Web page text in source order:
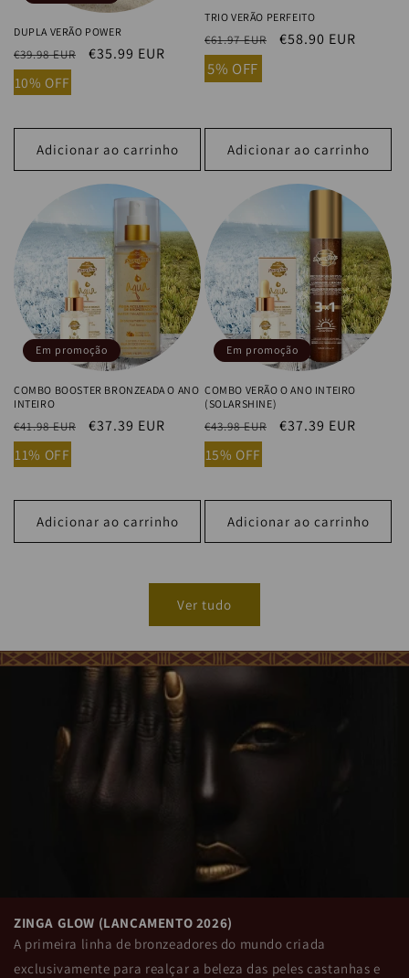
DUPLA VERÃO POWER
Preço
normal
€39.98 EUR
Preço
€35.99 EUR
10% OFF
Adicionar ao carrinho
TRIO VERÃO PERFEITO
Preço
normal
€61.97 EUR
Preço
€58.90 EUR
5% OFF
Adicionar ao carrinho
Em promoção
COMBO BOOSTER BRONZEADA O ANO
INTEIRO
Preço
normal
€41.98 EUR
Preço
€37.39 EUR
11% OFF
Adicionar ao carrinho
Em promoção
COMBO VERÃO O ANO INTEIRO
(SOLARSHINE)
Preço
normal
€43.98 EUR
Preço
€37.39 EUR
15% OFF
Adicionar ao carrinho
Ver tudo
ZINGA GLOW (LANÇAMENTO 2026)
A primeira linha de bronzeadores do mundo criada
exclusivamente para realçar a beleza das peles castanhas e